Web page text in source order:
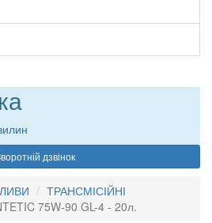
дзвінок
ТРАНСМІСІЙНІ
75W-90 GL-4 - 20л.